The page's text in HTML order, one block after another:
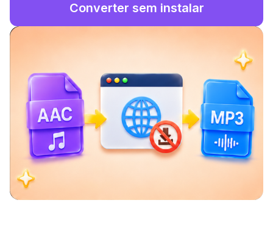
Converter sem instalar